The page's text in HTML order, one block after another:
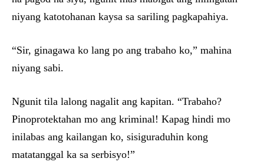
niyang katotohanan kaysa sa sariling pagkapahiya.
“Sir, ginagawa ko lang po ang trabaho ko,” mahina
niyang sabi.
Ngunit tila lalong nagalit ang kapitan. “Trabaho?
Pinoprotektahan mo ang kriminal! Kapag hindi mo
inilabas ang kailangan ko, sisiguraduhin kong
matatanggal ka sa serbisyo!”